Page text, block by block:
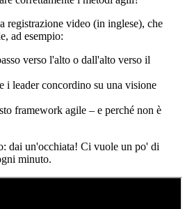
registrazione video (in inglese), che
ad esempio:
verso l'alto o dall'alto verso il
i leader concordino su una visione
framework agile – e perché non è
dai un'occhiata! Ci vuole un po' di
minuto.